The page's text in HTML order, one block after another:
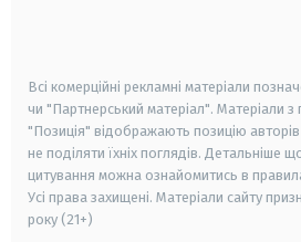
Всі комерційні рекламні матеріали
чи "Партнерський матеріал". Матеріали
"Позиція" відображають позицію
не поділяти їхніх поглядів. Детальніше
цитування можна ознайомитись в
Усі права захищені. Матеріали сайту
року (21+)